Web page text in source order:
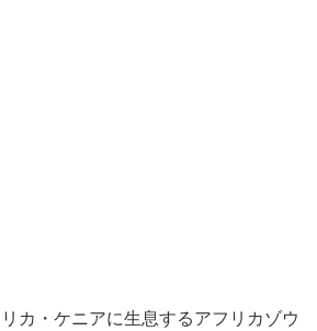
カ・ケニアに生息するアフリカゾウ